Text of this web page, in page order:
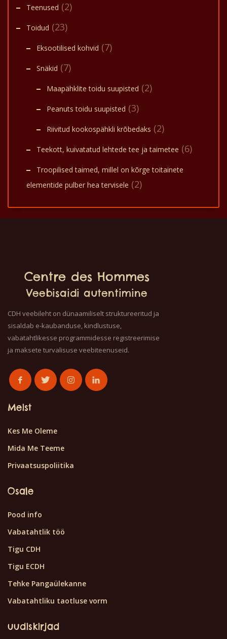
Teenused (2)
Toidud (23)
Eksootilised kohvid (7)
Snäkid (7)
Maapähklite toidu suupisted (2)
Peanuts toidu suupisted (3)
Riivitud kookospähkli krõbedaks (2)
Teekott, kuivatatud lehtede tee ja taimetee (6)
Troopilised taimed, millel on kõrge toitainete
elementide pulber hea tervisele (2)
Centre des Hommes
Veebisaidi autentimine
CDH veebileht on dünaamiliselt struktureeritud ja
sisaldab e-kaubanduse, kindlustuse,
vabatahtlikesse programmidesse registreerimise
ja maksete turvalisuse veebiteenuseid.
Meist
Kes Me Oleme
Mida Me Teeme
Privaatsuspoliitika
Osale
Pood info
Vabatahtlik töö
Tigu CDH
Tigu ECDH
Tehke Pangaülekanne
Vabatahtliku taotluse vorm
uudiskirjad